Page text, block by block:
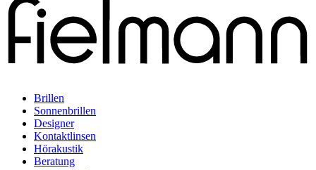
Brillen
Sonnenbrillen
Designer
Kontaktlinsen
Hörakustik
Beratung